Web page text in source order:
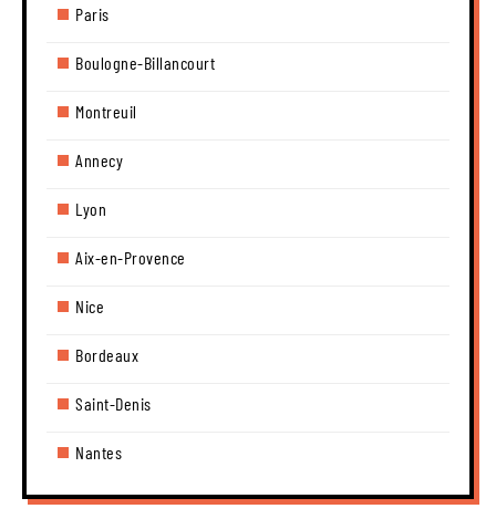
Paris
Boulogne-Billancourt
Montreuil
Annecy
Lyon
Aix-en-Provence
Nice
Bordeaux
Saint-Denis
Nantes